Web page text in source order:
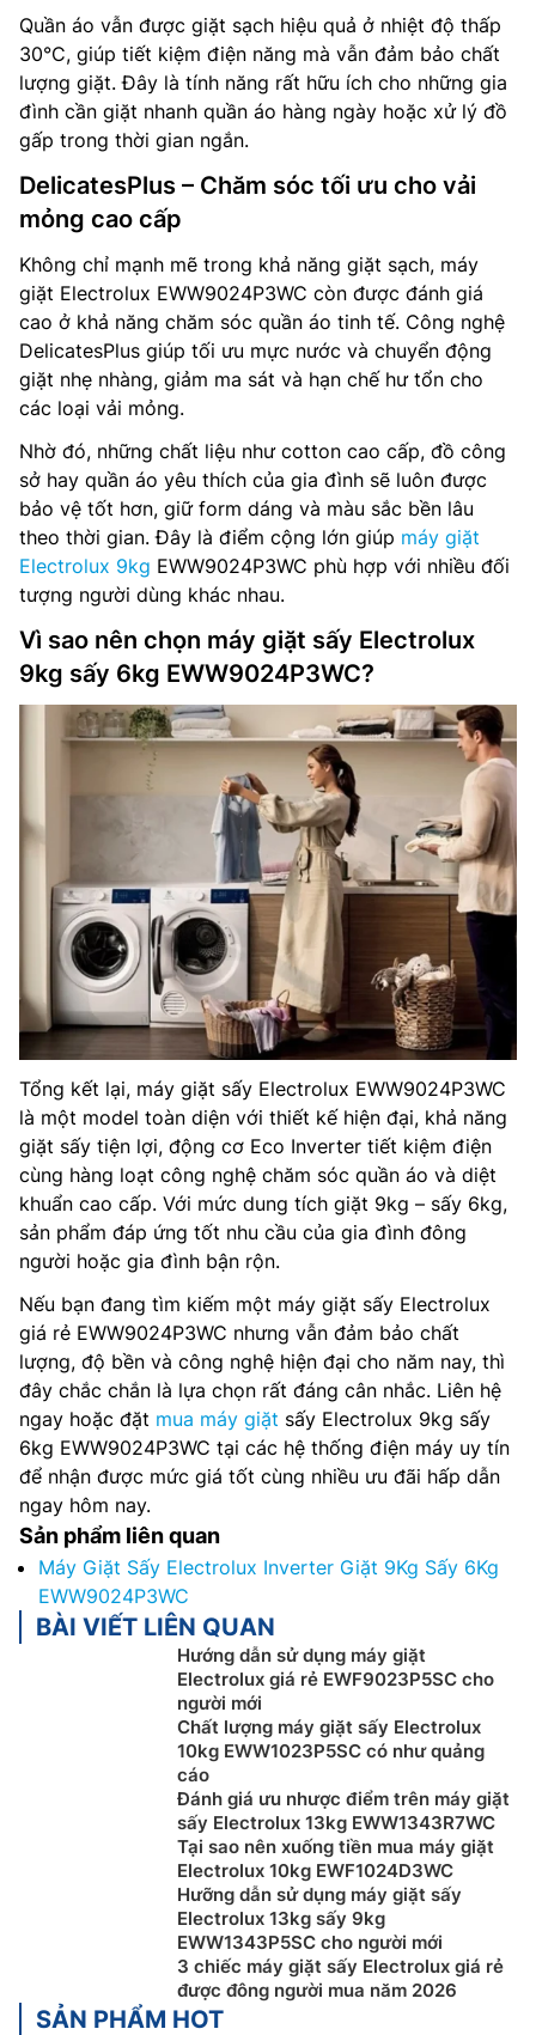
Quần áo vẫn được giặt sạch hiệu quả ở nhiệt độ thấp
30°C, giúp tiết kiệm điện năng mà vẫn đảm bảo chất
lượng giặt. Đây là tính năng rất hữu ích cho những gia
đình cần giặt nhanh quần áo hàng ngày hoặc xử lý đồ
gấp trong thời gian ngắn.
DelicatesPlus – Chăm sóc tối ưu cho vải
mỏng cao cấp
Không chỉ mạnh mẽ trong khả năng giặt sạch, máy
giặt Electrolux EWW9024P3WC còn được đánh giá
cao ở khả năng chăm sóc quần áo tinh tế. Công nghệ
DelicatesPlus giúp tối ưu mực nước và chuyển động
giặt nhẹ nhàng, giảm ma sát và hạn chế hư tổn cho
các loại vải mỏng.
Nhờ đó, những chất liệu như cotton cao cấp, đồ công
sở hay quần áo yêu thích của gia đình sẽ luôn được
bảo vệ tốt hơn, giữ form dáng và màu sắc bền lâu
theo thời gian. Đây là điểm cộng lớn giúp máy giặt
Electrolux 9kg EWW9024P3WC phù hợp với nhiều đối
tượng người dùng khác nhau.
Vì sao nên chọn máy giặt sấy Electrolux
9kg sấy 6kg EWW9024P3WC?
Tổng kết lại, máy giặt sấy Electrolux EWW9024P3WC
là một model toàn diện với thiết kế hiện đại, khả năng
giặt sấy tiện lợi, động cơ Eco Inverter tiết kiệm điện
cùng hàng loạt công nghệ chăm sóc quần áo và diệt
khuẩn cao cấp. Với mức dung tích giặt 9kg – sấy 6kg,
sản phẩm đáp ứng tốt nhu cầu của gia đình đông
người hoặc gia đình bận rộn.
Nếu bạn đang tìm kiếm một máy giặt sấy Electrolux
giá rẻ EWW9024P3WC nhưng vẫn đảm bảo chất
lượng, độ bền và công nghệ hiện đại cho năm nay, thì
đây chắc chắn là lựa chọn rất đáng cân nhắc. Liên hệ
ngay hoặc đặt mua máy giặt sấy Electrolux 9kg sấy
6kg EWW9024P3WC tại các hệ thống điện máy uy tín
để nhận được mức giá tốt cùng nhiều ưu đãi hấp dẫn
ngay hôm nay.
Sản phẩm liên quan
Máy Giặt Sấy Electrolux Inverter Giặt 9Kg Sấy 6Kg
EWW9024P3WC
BÀI VIẾT LIÊN QUAN
Hướng dẫn sử dụng máy giặt
Electrolux giá rẻ EWF9023P5SC cho
người mới
Chất lượng máy giặt sấy Electrolux
10kg EWW1023P5SC có như quảng
cáo
Đánh giá ưu nhược điểm trên máy giặt
sấy Electrolux 13kg EWW1343R7WC
Tại sao nên xuống tiền mua máy giặt
Electrolux 10kg EWF1024D3WC
Hưỡng dẫn sử dụng máy giặt sấy
Electrolux 13kg sấy 9kg
EWW1343P5SC cho người mới
3 chiếc máy giặt sấy Electrolux giá rẻ
được đông người mua năm 2026
SẢN PHẨM HOT